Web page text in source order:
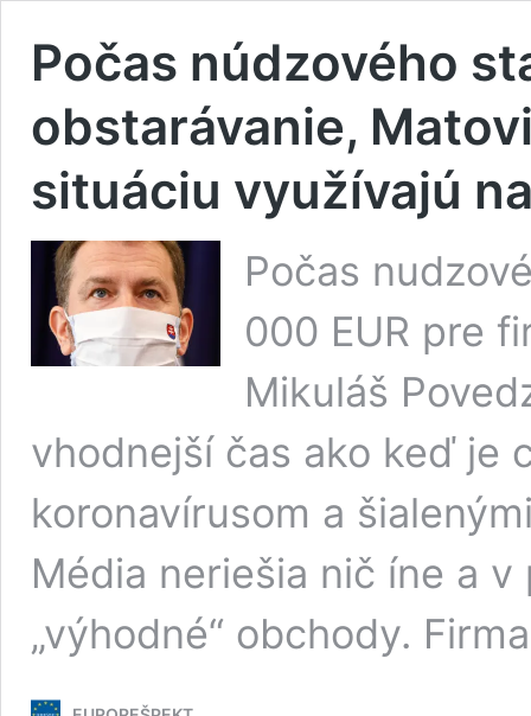
Počas núdzového
obstarávanie,
situáciu využívajú
Počas
000 EUR pre
Mikuláš
vhodnejší čas ako keď je
koronavírusom a
Média neriešia nič íne a
„výhodné“ obchody.